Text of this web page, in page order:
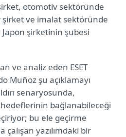
otomotiv sektöründe
ve imalat sektöründe
şirketinin şubesi
ve analiz eden ESET
Muñoz şu açıklamayı
senaryosunda,
bağlanabileceği
bu ele geçirme
yazılımdaki bir